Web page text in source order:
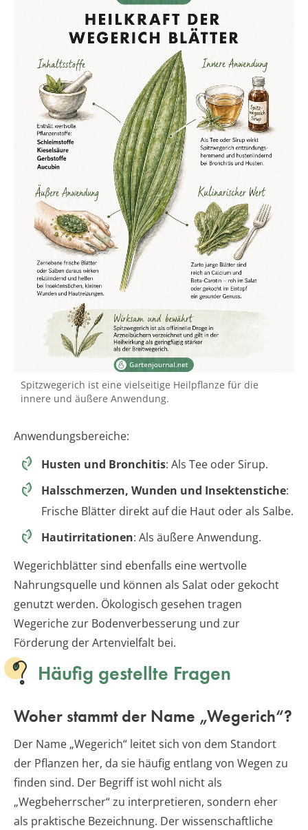
Spitzwegerich ist eine vielseitige Heilpflanze für die
innere und äußere Anwendung.
Anwendungsbereiche:
Husten und Bronchitis: Als Tee oder Sirup.
Halsschmerzen, Wunden und Insektenstiche:
Frische Blätter direkt auf die Haut oder als Salbe.
Hautirritationen: Als äußere Anwendung.
Wegerichblätter sind ebenfalls eine wertvolle
Nahrungsquelle und können als Salat oder gekocht
genutzt werden. Ökologisch gesehen tragen
Wegeriche zur Bodenverbesserung und zur
Förderung der Artenvielfalt bei.
Häufig gestellte Fragen
Woher stammt der Name „Wegerich“?
Der Name „Wegerich“ leitet sich von dem Standort
der Pflanzen her, da sie häufig entlang von Wegen zu
finden sind. Der Begriff ist wohl nicht als
„Wegbeherrscher“ zu interpretieren, sondern eher
als praktische Bezeichnung. Der wissenschaftliche